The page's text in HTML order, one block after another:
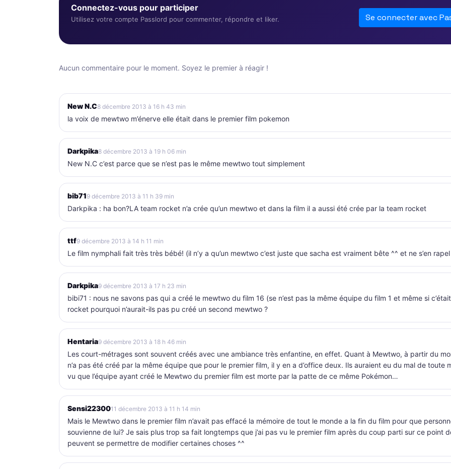
Connectez-vous pour participer
Utilisez votre compte Passlord pour commenter, répondre et liker. Se connecter avec
Aucun commentaire pour le moment. Soyez le premier à réagir !
New N.C8 décembre 2013 à 16 h 43 min
la voix de mewtwo m’énerve elle était dans le premier film pokemon
Darkpika8 décembre 2013 à 19 h 06 min
New N.C c’est parce que se n’est pas le même mewtwo tout simplement
bib719 décembre 2013 à 11 h 39 min
Darkpika : ha bon?LA team rocket n’a crée qu’un mewtwo et dans la film il a aussi été crée par la team rocket
ttf9 décembre 2013 à 14 h 11 min
Le film nymphali fait très très bébé! (il n’y a qu’un mewtwo c’est juste que sacha est vraiment bête ^^ et ne s’en
Darkpika9 décembre 2013 à 17 h 23 min
bibi71 : nous ne savons pas qui a créé le mewtwo du film 16 (se n’est pas la même équipe du film 1 et même si
rocket pourquoi n’aurait-ils pas pu créé un second mewtwo ?
Hentaria9 décembre 2013 à 18 h 46 min
Les court-métrages sont souvent créés avec une ambiance très enfantine, en effet. Quant à Mewtwo, à partir du
n’a pas été créé par la même équipe que pour le premier film, il y en a d’office deux. Ils auraient eu du mal de toute
vu que l’équipe ayant créé le Mewtwo du premier film est morte par la patte de ce même Pokémon…
Sensi2230011 décembre 2013 à 11 h 14 min
Mais le Mewtwo dans le premier film n’avait pas effacé la mémoire de tout le monde a la fin du film pour que
souvienne de lui? Je sais plus trop sa fait longtemps que j’ai pas vu le premier film après du coup parti sur ce point
peuvent se permettre de modifier certaines choses ^^